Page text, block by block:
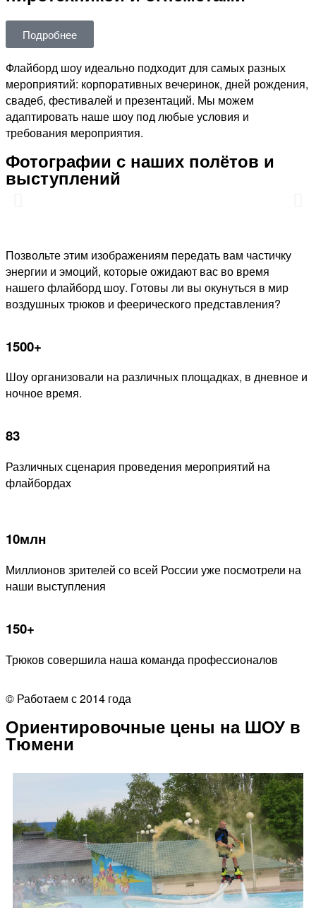
Подробнее
Флайборд шоу идеально подходит для самых разных
мероприятий: корпоративных вечеринок, дней рождения,
свадеб, фестивалей и презентаций. Мы можем
адаптировать наше шоу под любые условия и
требования мероприятия.
Фотографии с наших полётов и
выступлений
Позвольте этим изображениям передать вам частичку
энергии и эмоций, которые ожидают вас во время
нашего флайборд шоу. Готовы ли вы окунуться в мир
воздушных трюков и феерического представления?
1500+
Шоу организовали на различных площадках, в дневное и
ночное время.
83
Различных сценария проведения мероприятий на
флайбордах
10млн
Миллионов зрителей со всей России уже посмотрели на
наши выступления
150+
Трюков совершила наша команда профессионалов
© Работаем с 2014 года
Ориентировочные цены на ШОУ в
Тюмени